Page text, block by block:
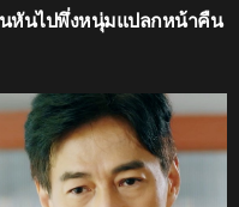
หันไปพึ่งหนุ่มแปลกหน้าคืน